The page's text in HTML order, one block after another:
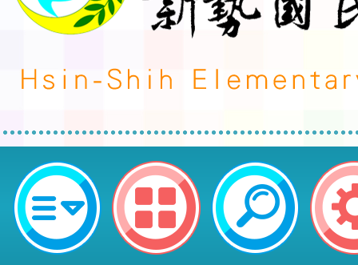
neilctes網站設計者：徐嘉裕